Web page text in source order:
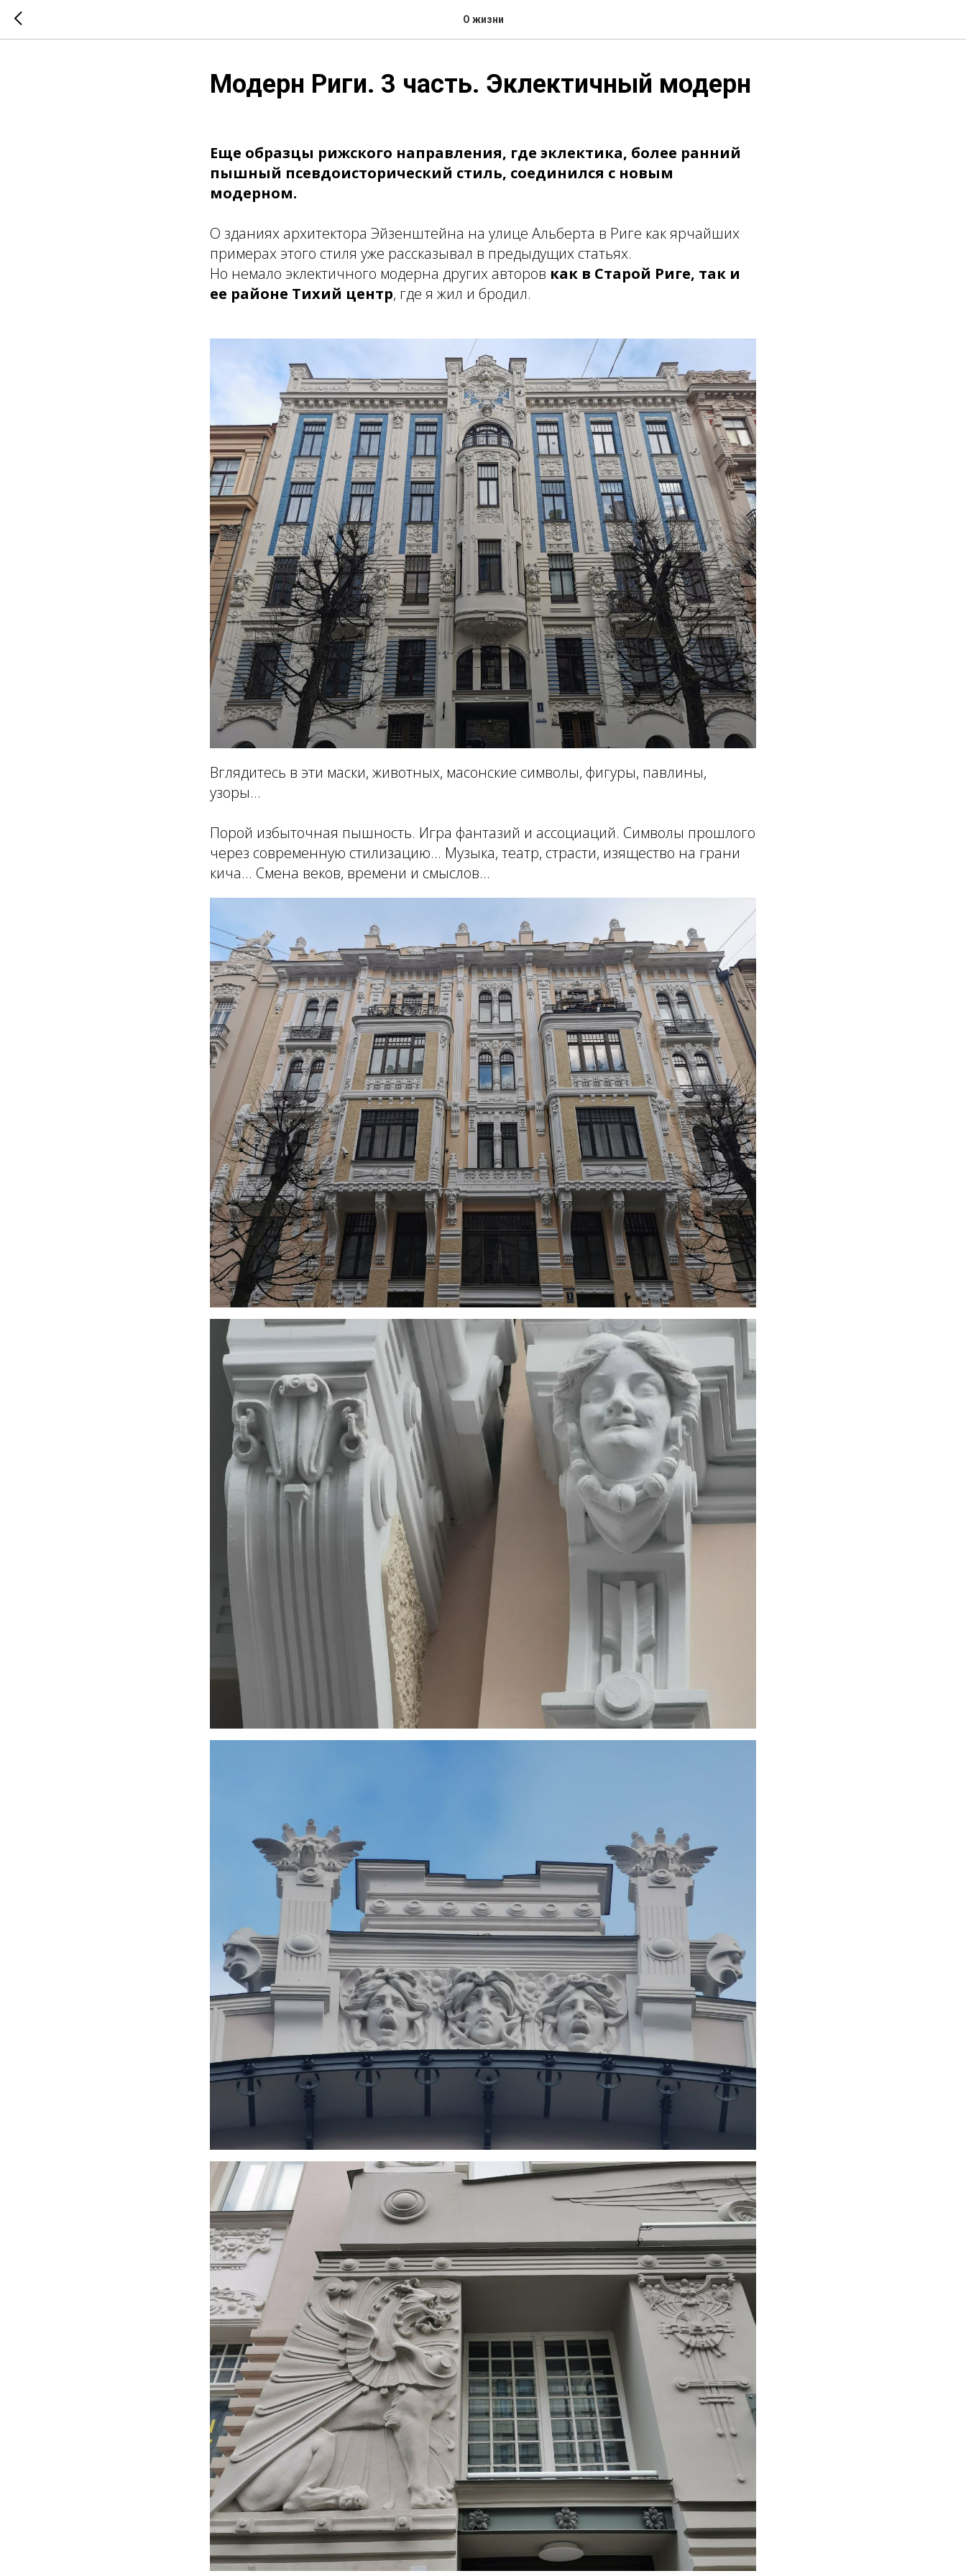
О жизни
Модерн Риги. 3 часть. Эклектичный модерн
Еще образцы рижского направления, где эклектика, более ранний
пышный псевдоисторический стиль, соединился с новым
модерном.
О зданиях архитектора Эйзенштейна на улице Альберта в Риге как ярчайших
примерах этого стиля уже рассказывал в предыдущих статьях.
Но немало эклектичного модерна других авторов как в Старой Риге, так и
ее районе Тихий центр, где я жил и бродил.
Вглядитесь в эти маски, животных, масонские символы, фигуры, павлины,
узоры...
Порой избыточная пышность. Игра фантазий и ассоциаций. Символы прошлого
через современную стилизацию... Музыка, театр, страсти, изящество на грани
кича... Смена веков, времени и смыслов...